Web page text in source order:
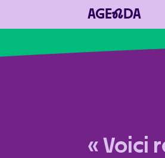
AGENDA
Cité Musée Tony
« Voici